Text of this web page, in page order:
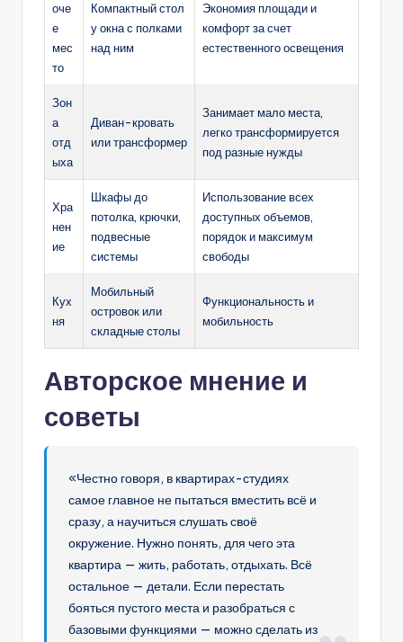
оче
е
мес
то
Компактный стол
у окна с полками
над ним
Экономия площади и
комфорт за счет
естественного освещения
Зон
а
отд
ыха
Диван-кровать
или трансформер
Занимает мало места,
легко трансформируется
под разные нужды
Хра
нен
ие
Шкафы до
потолка, крючки,
подвесные
системы
Использование всех
доступных объемов,
порядок и максимум
свободы
Кух
ня
Мобильный
островок или
складные столы
Функциональность и
мобильность
Авторское мнение и
советы
«Честно говоря, в квартирах-студиях
самое главное не пытаться вместить всё и
сразу, а научиться слушать своё
окружение. Нужно понять, для чего эта
квартира — жить, работать, отдыхать. Всё
остальное — детали. Если перестать
бояться пустого места и разобраться с
базовыми функциями — можно сделать из